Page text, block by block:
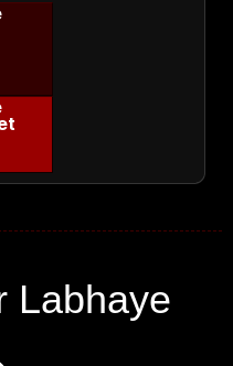
Labhaye